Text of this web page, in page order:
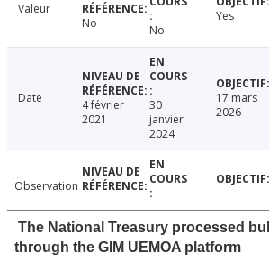
Valeur
No
No
Yes
Date
4 février
2021
30
janvier
2024
17 mars
2026
Observation
The National Treasury processed
through the GIM UEMOA platform